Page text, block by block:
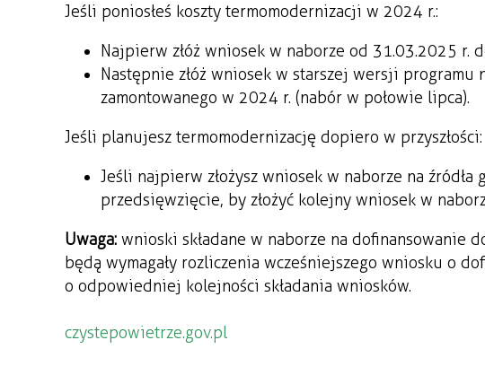
Jeśli poniosłeś koszty termomodernizacji w 2024 r.:
Najpierw złóż wniosek w naborze od 31.03.2025 r.
Następnie złóż wniosek w starszej wersji programu
zamontowanego w 2024 r. (nabór w połowie lipca).
Jeśli planujesz termomodernizację dopiero w przyszłości:
Jeśli najpierw złożysz wniosek w naborze na źródła
przedsięwzięcie, by złożyć kolejny wniosek w
Uwaga: wnioski składane w naborze na dofinansowanie
będą wymagały rozliczenia wcześniejszego wniosku o
o odpowiedniej kolejności składania wniosków.
czystepowietrze.gov.pl